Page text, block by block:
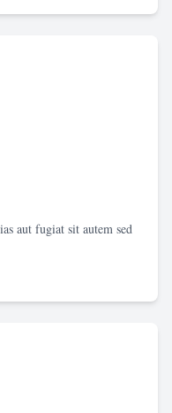
aut fugiat sit autem sed